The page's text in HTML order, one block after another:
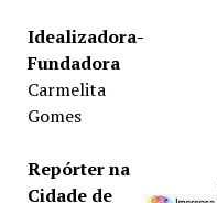
Idealizadora-
Fundadora
Carmelita
Gomes
Repórter na
Cidade de